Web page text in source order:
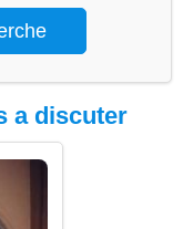
a discuter